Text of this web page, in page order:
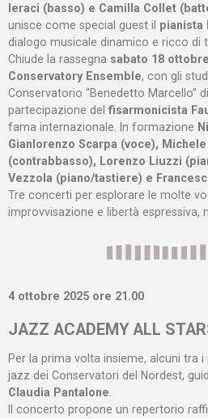
Ieraci (basso) e Camilla Collet
unisce come special guest il pianista
dialogo musicale dinamico e ricco di
Chiude la rassegna sabato 18 ottobre
Conservatory Ensemble, con gli
Conservatorio “Benedetto Marcello”
partecipazione del fisarmonicista
fama internazionale. In formazione
Gianlorenzo Scarpa (voce),
(contrabbasso), Lorenzo Liuzzi
Vezzola (piano/tastiere) e
Tre concerti per esplorare le molte
improvvisazione e libertà espressiva,
4 ottobre 2025 ore 21.00
JAZZ ACADEMY ALL
Per la prima volta insieme, alcuni tra
jazz dei Conservatori del Nordest,
Claudia Pantalone.
Il concerto propone un repertorio